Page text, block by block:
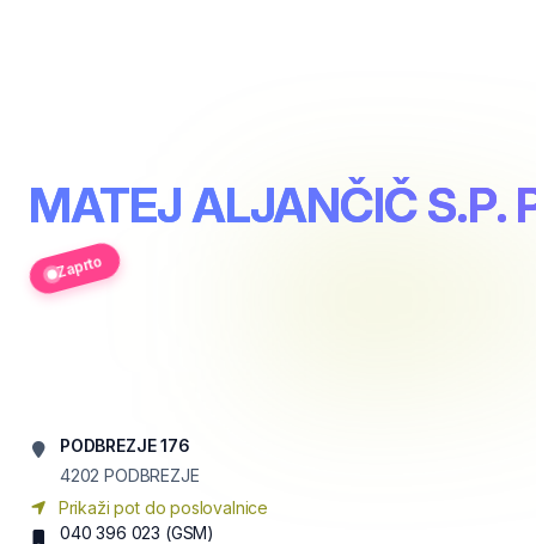
MATEJ ALJANČIČ S.P.
Zaprto
PODBREZJE 176
4202 PODBREZJE
Prikaži pot do poslovalnice
040 396 023 (GSM)